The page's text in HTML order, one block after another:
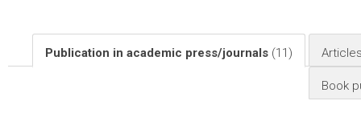
Publication in academic press/journals (11)
Book